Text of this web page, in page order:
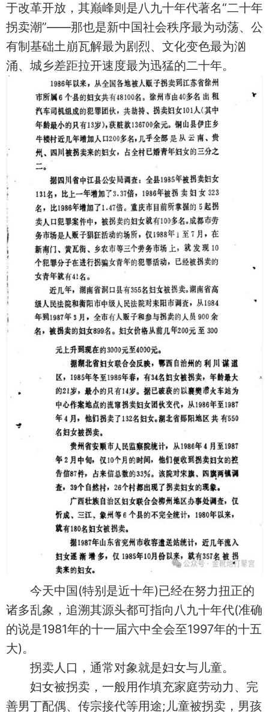
于改革开放，其巅峰则是八九十年代著名“二十年
拐卖潮”——那也是新中国社会秩序最为动荡、公
有制基础土崩瓦解最为剧烈、文化变色最为汹
涌、城乡差距拉开速度最为迅猛的二十年。
今天中国(特别是近十年)已经在努力扭正的
诸多乱象，追溯其源头都可指向八九十年代(准确
的说是1981年的十一届六中全会至1997年的十五
大)。
拐卖人口，通常对象就是妇女与儿童。
妇女被拐卖，一般用作填充家庭劳动力、完
善男丁配偶、传宗接代等用途;儿童被拐卖，男孩